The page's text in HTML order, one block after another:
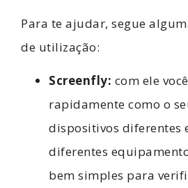
Para te ajudar, segue
de utilização:
Screenfly: com ele
rapidamente como o
dispositivos diferentes
diferentes
bem simples para